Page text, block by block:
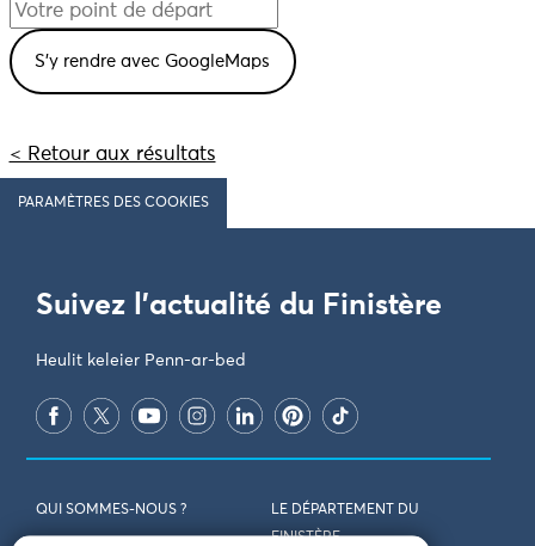
< Retour aux résultats
PARAMÈTRES DES COOKIES
Suivez l'actualité du Finistère
Heulit keleier Penn-ar-bed
QUI SOMMES-NOUS ?
LE DÉPARTEMENT DU
FINISTÈRE